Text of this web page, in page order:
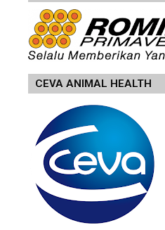
CEVA ANIMAL HEALTH